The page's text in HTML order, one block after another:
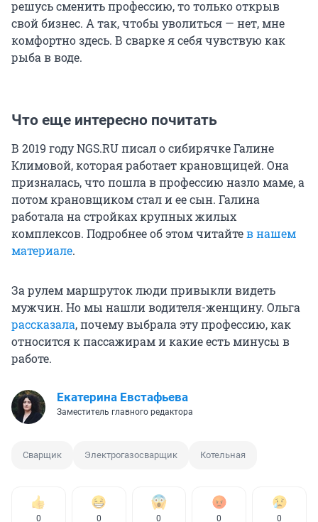
решусь сменить профессию, то только открыв
свой бизнес. А так, чтобы уволиться — нет, мне
комфортно здесь. В сварке я себя чувствую как
рыба в воде.
Что еще интересно почитать
В 2019 году NGS.RU писал о сибирячке Галине
Климовой, которая работает крановщицей. Она
призналась, что пошла в профессию назло маме, а
потом крановщиком стал и ее сын. Галина
работала на стройках крупных жилых
комплексов. Подробнее об этом читайтев нашем
материале.
За рулем маршруток люди привыкли видеть
мужчин. Но мы нашли водителя-женщину. Ольга
рассказала, почему выбрала эту профессию, как
относится к пассажирам и какие есть минусы в
работе.
Екатерина Евстафьева
Заместитель главного редактора
Сварщик Электрогазосварщик Котельная
0 0 0 0 0